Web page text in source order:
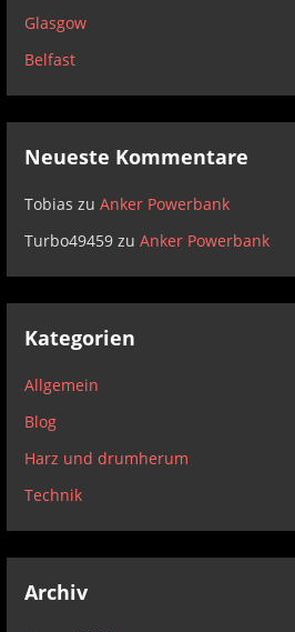
Glasgow
Belfast
Neueste Kommentare
Tobias zuAnker Powerbank
Turbo49459 zuAnker Powerbank
Kategorien
Allgemein
Blog
Harz und drumherum
Technik
Archiv